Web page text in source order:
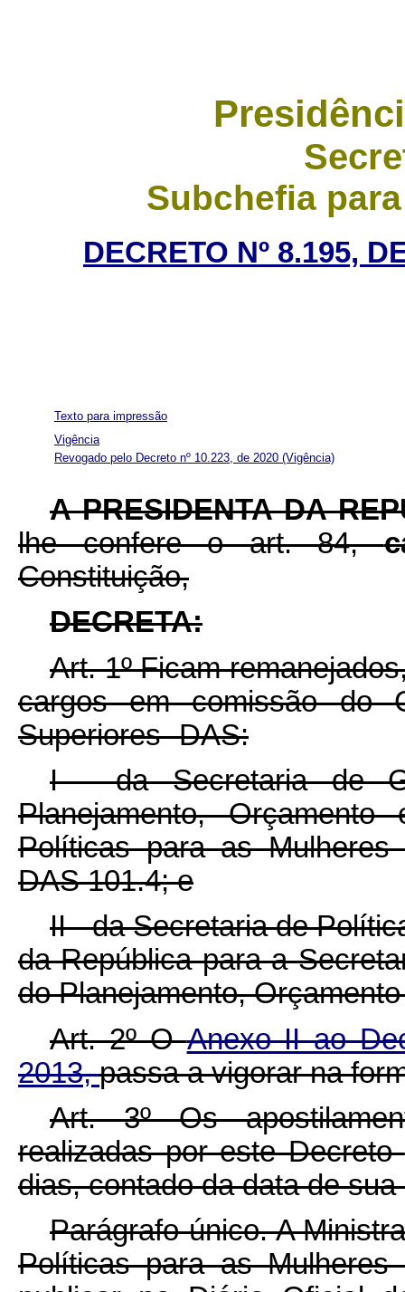
Subchefia
DECRETO Nº 8.195,
Texto para impressão
Vigência
Revogado pelo Decreto nº 10.223, de 2020 (Vigência)
APRESIDENTA DA
lhe confere o art. 84,
Constituição,
DECRETA:
Art. 1º Ficam
cargos em comissão do
Superiores -DAS:
I - da Secretaria de
Planejamento,
Políticas para as
DAS 101.4; e
II - da Secretaria de
da República para a
do Planejamento,
Art. 2º OAnexo II ao
2013,passa a vigorar na
Art. 3º Os
realizadas por este Decreto
dias, contado da data de
Parágrafo único. A
Políticas para as